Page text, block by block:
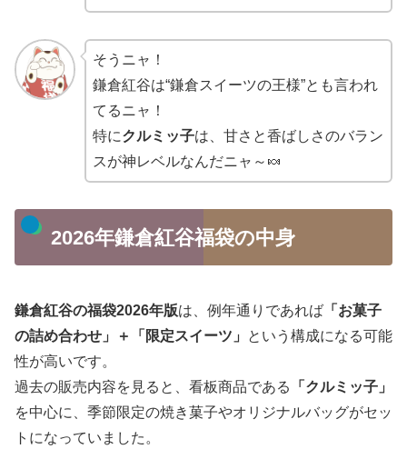
そうニャ！
鎌倉紅谷は“鎌倉スイーツの王様”とも言われ
てるニャ！
特にクルミッ子は、甘さと香ばしさのバラン
スが神レベルなんだニャ～🍬
2026年鎌倉紅谷福袋の中身
鎌倉紅谷の福袋2026年版は、例年通りであれば 「お菓子
の詰め合わせ」＋「限定スイーツ」
という構成になる可能
性が高いです。
過去の販売内容を見ると、看板商品である
「クルミッ子」
を中心に、季節限定の焼き菓子やオリジナルバッグがセッ
トになっていました。